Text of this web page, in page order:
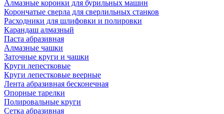
Алмазные коронки для бурильных машин
Корончатые сверла для сверлильных станков
Расходники для шлифовки и полировки
Карандаш алмазный
Паста абразивная
Алмазные чашки
Заточные круги и чашки
Круги лепестковые
Круги лепестковые веерные
Лента абразивная бесконечная
Опорные тарелки
Полировальные круги
Сетка абразивная